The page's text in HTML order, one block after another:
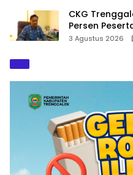
CKG
Persen
Kejiwaan
3 Agustus 2026